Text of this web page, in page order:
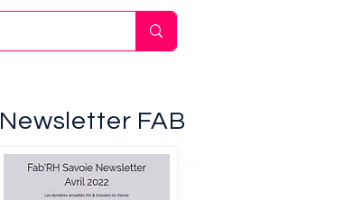
Newsletter FAB